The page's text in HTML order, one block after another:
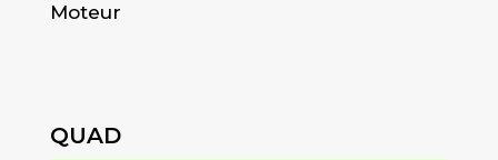
Moteur
QUAD